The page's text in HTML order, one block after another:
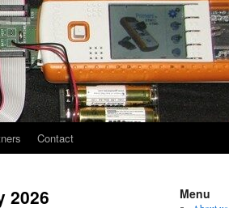
Contact
2026 Menu